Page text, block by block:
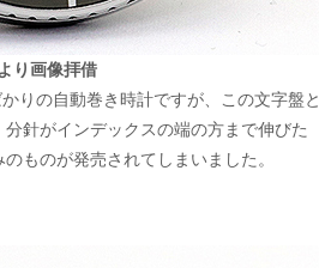
り画像拝借
りの自動巻き時計ですが、この文字盤と
針がインデックスの端の方まで伸びた
ものが発売されてしまいました。